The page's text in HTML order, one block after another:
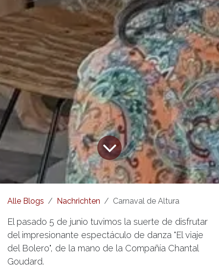
Alle Blogs Nachrichten Carnaval de Altura
El pasado 5 de junio tuvimos la suerte de disfrutar
del impresionante espectáculo de danza "El viaje
del Bolero", de la mano de la Compañía Chantal
Goudard.